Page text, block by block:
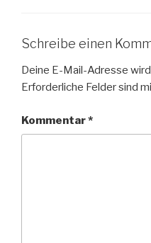
Schreibe einen
Deine E-Mail-Adresse
Erforderliche Felder sind
Kommentar*